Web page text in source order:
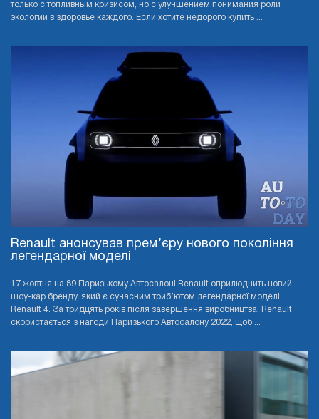
только с топливным кризисом, но с улучшением понимания роли
экологии в здоровье каждого. Если хотите недорого купить ...
Renault анонсував прем’єру нового покоління
легендарної моделі
17 жовтня на 89 Паризькому Автосалоні Renault оприлюднить новий
шоу-кар бренду, який є сучасним триб’ютом легендарної моделі
Renault 4. За тридцять років після завершення виробництва, Renault
скористається з нагоди Паризького Автосалону 2022, щоб ...